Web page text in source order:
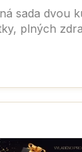
sada dvou
plných